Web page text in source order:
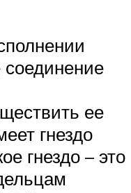
соединение
ее
гнездо
гнездо – это